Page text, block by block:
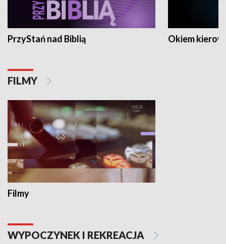
PrzyStań nad Biblią Okiem
FILMY
Filmy
WYPOCZYNEK I REKREACJA